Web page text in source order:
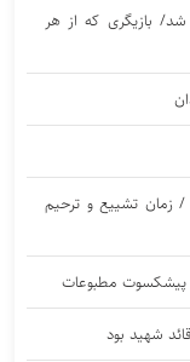
بازیگری که از هر
زمان تشییع و ترحیم
پیشکسوت مطبوعات
شهید بود